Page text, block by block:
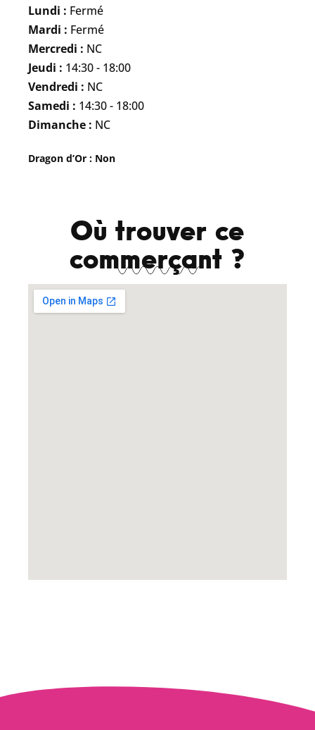
Lundi : Fermé
Mardi : Fermé
Mercredi : NC
Jeudi : 14:30 - 18:00
Vendredi : NC
Samedi : 14:30 - 18:00
Dimanche : NC
Dragon d’Or : Non
Où trouver ce
commerçant ?